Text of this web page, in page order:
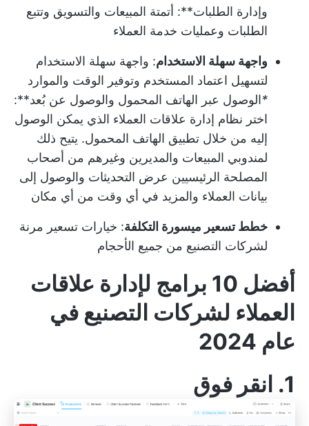
وإدارة الطلبات**: أتمتة المبيعات والتسويق وتتبع
الطلبات وعمليات خدمة العملاء
واجهة سهلة الاستخدام: واجهة سهلة الاستخدام
لتسهيل اعتماد المستخدم وتوفير الوقت والموارد
*الوصول عبر الهاتف المحمول والوصول عن بُعد**:
اختر نظام إدارة علاقات العملاء الذي يمكن الوصول
إليه من خلال تطبيق الهاتف المحمول. يتيح ذلك
لمندوبي المبيعات والمديرين وغيرهم من أصحاب
المصلحة الرئيسيين عرض التحديثات والوصول إلى
بيانات العملاء والمزيد في أي وقت من أي مكان
خطط تسعير ميسورة التكلفة: خيارات تسعير مرنة
لشركات التصنيع من جميع الأحجام
أفضل 10 برامج لإدارة علاقات
العملاء لشركات التصنيع في
عام 2024
1. انقر فوق